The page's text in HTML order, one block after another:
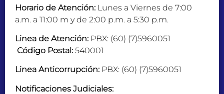
Horario de Atención: Lunes a Viernes de 7:00
a.m. a 11:00 m y de 2:00 p.m. a 5:30 p.m.
Linea de Atención: PBX: (60) (7)5960051
Código Postal: 540001
Linea Anticorrupción: PBX: (60) (7)5960051
Notificaciones Judiciales: